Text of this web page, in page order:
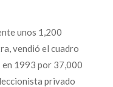
unos 1,200
vendió el cuadro
en 1993 por 37,000
privado